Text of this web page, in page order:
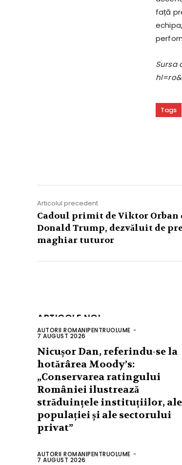
față
Sursa
Tags
Articolul precedent
Cadoul primit de Viktor Orban
Donald Trump, dezvăluit de
maghiar tuturor
ARTICOLE NOI
AUTORII ROMANIPENTRUOLUME -
7 AUGUST 2026
Nicușor Dan, referindu-se la
hotărârea Moody’s:
„Conservarea ratingului
României ilustrează
străduințele instituțiilor, ale
populației și ale sectorului
privat”
AUTORII ROMANIPENTRUOLUME -
7 AUGUST 2026